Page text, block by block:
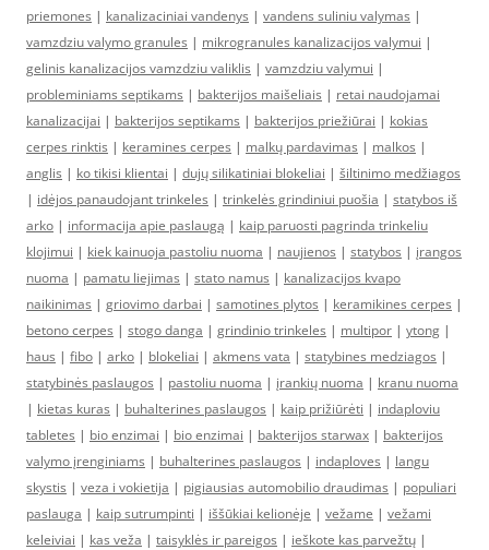
priemones | kanalizaciniai vandenys | vandens suliniu valymas |
vamzdziu valymo granules | mikrogranules kanalizacijos valymui |
gelinis kanalizacijos vamzdziu valiklis | vamzdziu valymui |
probleminiams septikams | bakterijos maišeliais | retai naudojamai
kanalizacijai | bakterijos septikams | bakterijos priežiūrai | kokias
cerpes rinktis | keramines cerpes | malkų pardavimas | malkos |
anglis | ko tikisi klientai | dujų silikatiniai blokeliai | šiltinimo medžiagos
| idėjos panaudojant trinkeles | trinkelės grindiniui puošia | statybos iš
arko | informacija apie paslaugą | kaip paruosti pagrinda trinkeliu
klojimui | kiek kainuoja pastoliu nuoma | naujienos | statybos | įrangos
nuoma | pamatu liejimas | stato namus | kanalizacijos kvapo
naikinimas | griovimo darbai | samotines plytos | keramikines cerpes |
betono cerpes | stogo danga | grindinio trinkeles | multipor | ytong |
haus | fibo | arko | blokeliai | akmens vata | statybines medziagos |
statybinės paslaugos | pastoliu nuoma | įrankių nuoma | kranu nuoma
| kietas kuras | buhalterines paslaugos | kaip prižiūrėti | indaploviu
tabletes | bio enzimai | bio enzimai | bakterijos starwax | bakterijos
valymo įrenginiams | buhalterines paslaugos | indaploves | langu
skystis | veza i vokietija | pigiausias automobilio draudimas | populiari
paslauga | kaip sutrumpinti | iššūkiai kelionėje | vežame | vežami
keleiviai | kas veža | taisyklės ir pareigos | ieškote kas parvežtų |